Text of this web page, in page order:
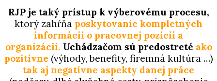
RJP je taký prístup k výberovému procesu,
ktorý zahŕňa poskytovanie kompletných
informácií o pracovnej pozícii a
organizácii. Uchádzačom sú predostreté ako
pozitívne (výhody, benefity, firemná kultúra …)
tak aj negatívne aspekty danej práce